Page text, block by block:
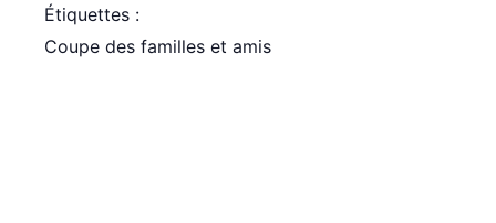
Étiquettes :
Coupe des familles et amis